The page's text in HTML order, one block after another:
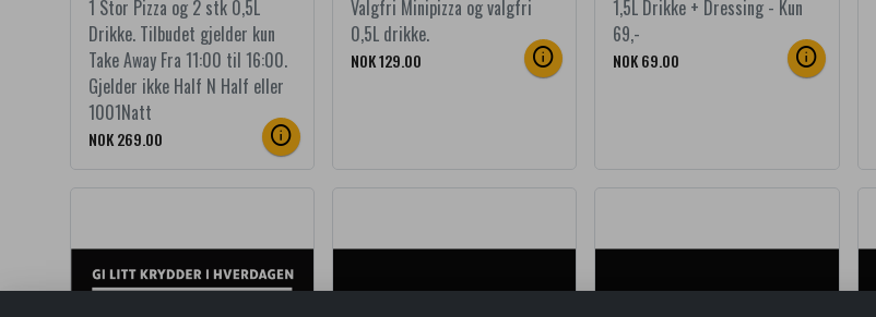
1 Stor Pizza og 2 stk 0,5L
Drikke. Tilbudet gjelder kun
Take Away Fra 11:00 til 16:00.
Gjelder ikke Half N Half eller
1001Natt
NOK 269.00 info
Valgfri Minipizza og valgfri
0,5L drikke.
NOK 129.00 info
1,5L Drikke + Dressing - Kun
69,-
NOK 69.00 info